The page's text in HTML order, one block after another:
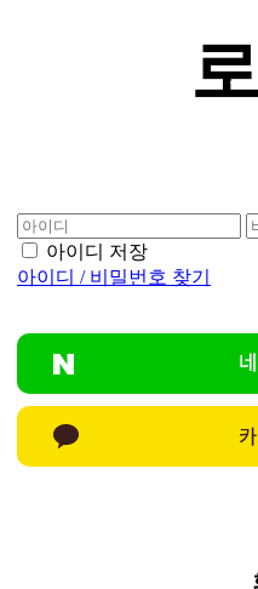
아이디 저장
아이디 / 비밀번호 찾기